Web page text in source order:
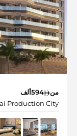
من 594ألف
Production City